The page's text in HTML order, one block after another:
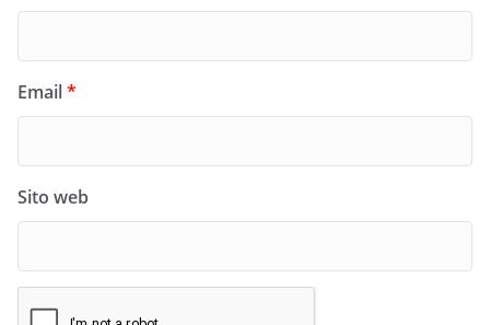
Email*
Sito web